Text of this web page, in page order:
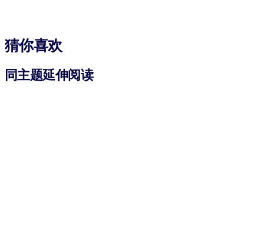
猜你喜欢
同主题延伸阅读